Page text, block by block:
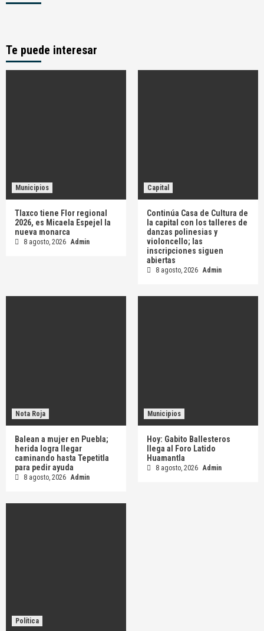
Te puede interesar
Municipios
Tlaxco tiene Flor regional
2026, es Micaela Espejel la
nueva monarca
8 agosto, 2026 Admin
Capital
Continúa Casa de Cultura de
la capital con los talleres de
danzas polinesias y
violoncello; las
inscripciones siguen
abiertas
8 agosto, 2026 Admin
Nota Roja
Balean a mujer en Puebla;
herida logra llegar
caminando hasta Tepetitla
para pedir ayuda
8 agosto, 2026 Admin
Municipios
Hoy: Gabito Ballesteros
llega al Foro Latido
Huamantla
8 agosto, 2026 Admin
Política